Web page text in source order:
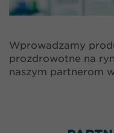
Wprowadzamy
prozdrowotne na
naszym partnerom